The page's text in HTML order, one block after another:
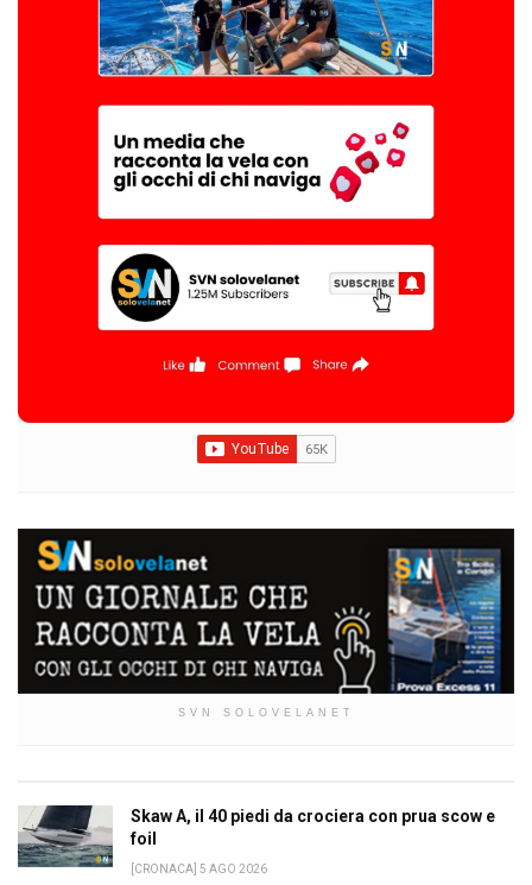
SVN SOLOVELANET
Skaw A, il 40 piedi da crociera con prua scow e
foil
[CRONACA] 5 AGO 2026